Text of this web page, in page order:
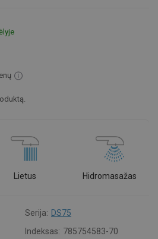
Lietus Hidromasažas
Serija: DS75
Indeksas: 785754583-70